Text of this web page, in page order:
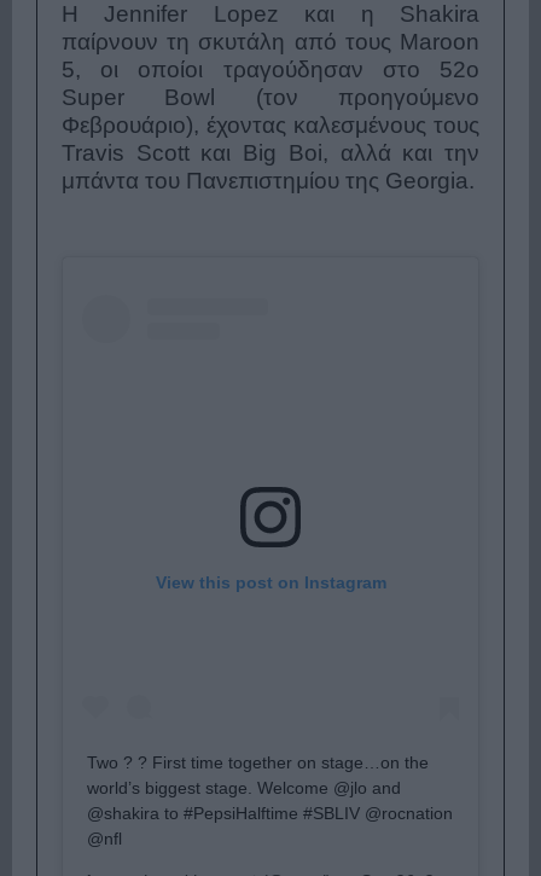
Η Jennifer Lopez και η Shakira
παίρνουν τη σκυτάλη από τους Maroon
5, οι οποίοι τραγούδησαν στο 52ο
Super Bowl (τον προηγούμενο
Φεβρουάριο), έχοντας καλεσμένους τους
Travis Scott και Big Boi, αλλά και την
μπάντα του Πανεπιστημίου της Georgia.
View this post on Instagram
Two ? ? First time together on stage…on the
world’s biggest stage. Welcome @jlo and
@shakira to #PepsiHalftime #SBLIV @rocnation
@nfl